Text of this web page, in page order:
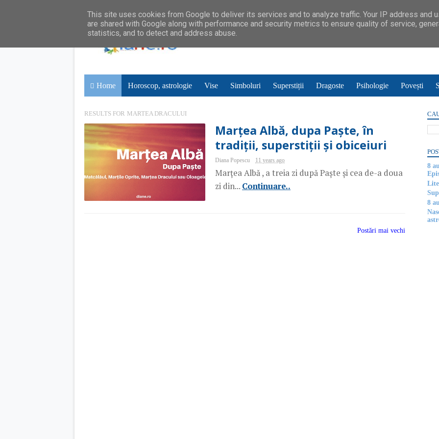
Home Horoscop, astrologie Vise Simboluri Superstiții Dragoste Psihologie Povești
RESULTS FOR MARTEA DRACULUI
Marțea Albă, dupa Paște, în
tradiții, superstiții și obiceiuri
Diana Popescu 11 years ago
Marțea Albă , a treia zi după Paște și cea de-a doua
zi din... Continuare..
Postări mai vechi
8
8
This site uses cookies from Google to deliver its services and to analyze traffic. Your IP address and
are shared with Google along with performance and security metrics to ensure quality of service,
statistics, and to detect and address abuse.